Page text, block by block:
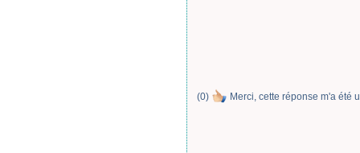
(0) Merci, cette réponse m'a été